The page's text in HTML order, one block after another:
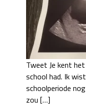
Tweet Je kent
school had. Ik
schoolperiode
zou […]